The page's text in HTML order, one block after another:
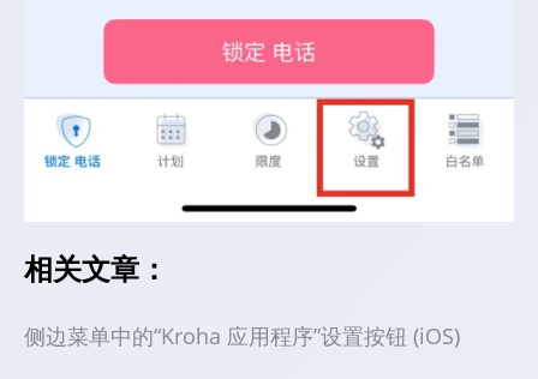
相关文章：
侧边菜单中的“Kroha 应用程序”设置按钮 (iOS)